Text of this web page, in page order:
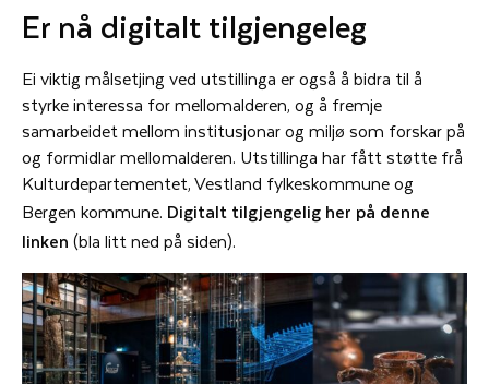
Er nå digitalt tilgjengeleg
Ei viktig målsetjing ved utstillinga er også å bidra til å
styrke interessa for mellomalderen, og å fremje
samarbeidet mellom institusjonar og miljø som forskar på
og formidlar mellomalderen. Utstillinga har fått støtte frå
Kulturdepartementet, Vestland fylkeskommune og
Bergen kommune. Digitalt tilgjengelig her på denne
linken (bla litt ned på siden).